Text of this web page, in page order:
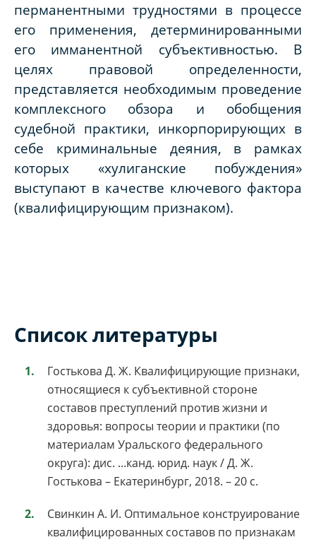
перманентными трудностями в процессе
его применения, детерминированными
его имманентной субъективностью. В
целях правовой определенности,
представляется необходимым проведение
комплексного обзора и обобщения
судебной практики, инкорпорирующих в
себе криминальные деяния, в рамках
которых «хулиганские побуждения»
выступают в качестве ключевого фактора
(квалифицирующим признаком).
Список литературы
Гостькова Д. Ж. Квалифицирующие признаки,
относящиеся к субъективной стороне
составов преступлений против жизни и
здоровья: вопросы теории и практики (по
материалам Уральского федерального
округа): дис. ...канд. юрид. наук / Д. Ж.
Гостькова – Екатеринбург, 2018. – 20 с.
Свинкин А. И. Оптимальное конструирование
квалифицированных составов по признакам